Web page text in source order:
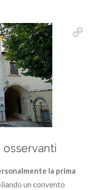
osservanti
la prima
un convento